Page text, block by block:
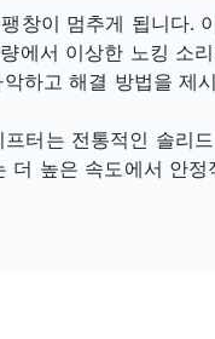
창이 멈추게 됩니다.
에서 이상한 노킹 소
하고 해결 방법을 제
터는 전통적인 솔리
더 높은 속도에서 안정